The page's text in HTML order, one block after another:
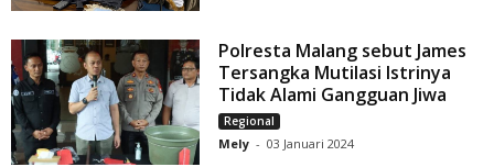
Polresta Malang sebut James
Tersangka Mutilasi Istrinya
Tidak Alami Gangguan Jiwa
Regional
Mely - 03 Januari 2024